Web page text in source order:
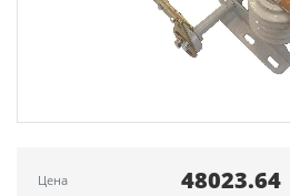
Цена 48023.64